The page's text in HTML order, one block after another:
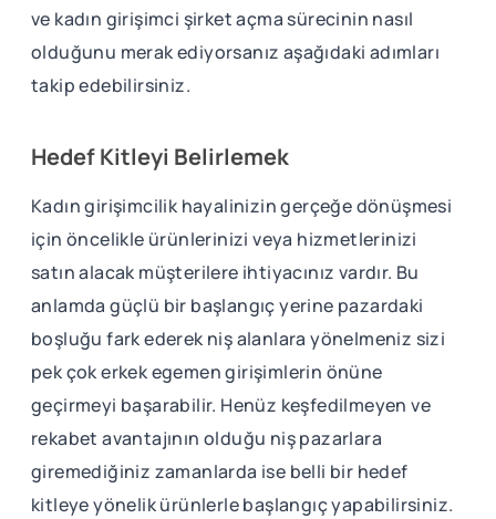
ve kadın girişimci şirket açma sürecinin nasıl
olduğunu merak ediyorsanız aşağıdaki adımları
takip edebilirsiniz.
Hedef Kitleyi Belirlemek
Kadın girişimcilik hayalinizin gerçeğe dönüşmesi
için öncelikle ürünlerinizi veya hizmetlerinizi
satın alacak müşterilere ihtiyacınız vardır. Bu
anlamda güçlü bir başlangıç yerine pazardaki
boşluğu fark ederek niş alanlara yönelmeniz sizi
pek çok erkek egemen girişimlerin önüne
geçirmeyi başarabilir. Henüz keşfedilmeyen ve
rekabet avantajının olduğu niş pazarlara
giremediğiniz zamanlarda ise belli bir hedef
kitleye yönelik ürünlerle başlangıç yapabilirsiniz.